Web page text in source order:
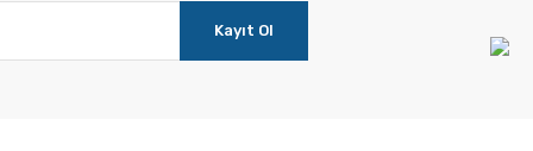
Kayıt Ol